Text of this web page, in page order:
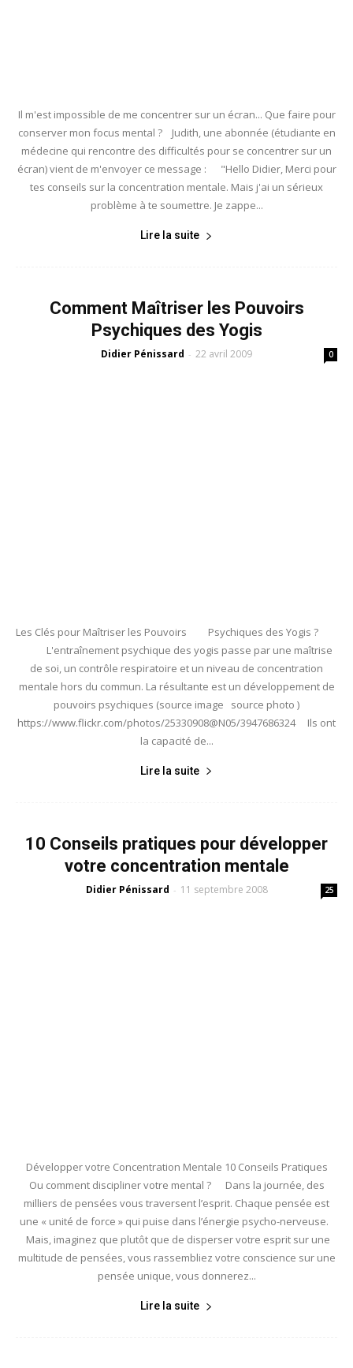
Il m'est impossible de me concentrer sur un écran... Que faire pour
conserver mon focus mental ? Judith, une abonnée (étudiante en
médecine qui rencontre des difficultés pour se concentrer sur un
écran) vient de m'envoyer ce message : "Hello Didier, Merci pour
tes conseils sur la concentration mentale. Mais j'ai un sérieux
problème à te soumettre. Je zappe...
Lire la suite
Comment Maîtriser les Pouvoirs
Psychiques des Yogis
Didier Pénissard - 22 avril 2009 0
Les Clés pour Maîtriser les Pouvoirs Psychiques des Yogis ?
L'entraînement psychique des yogis passe par une maîtrise
de soi, un contrôle respiratoire et un niveau de concentration
mentale hors du commun. La résultante est un développement de
pouvoirs psychiques (source image source photo )
https://www.flickr.com/photos/25330908@N05/3947686324 Ils ont
la capacité de...
Lire la suite
10 Conseils pratiques pour développer
votre concentration mentale
Didier Pénissard - 11 septembre 2008 25
Développer votre Concentration Mentale 10 Conseils Pratiques
Ou comment discipliner votre mental ? Dans la journée, des
milliers de pensées vous traversent l’esprit. Chaque pensée est
une « unité de force » qui puise dans l’énergie psycho-nerveuse.
Mais, imaginez que plutôt que de disperser votre esprit sur une
multitude de pensées, vous rassembliez votre conscience sur une
pensée unique, vous donnerez...
Lire la suite